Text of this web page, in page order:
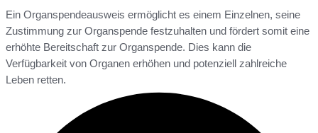
Ein Organspendeausweis ermöglicht es einem Einzelnen, seine
Zustimmung zur Organspende festzuhalten und fördert somit eine
erhöhte Bereitschaft zur Organspende. Dies kann die
Verfügbarkeit von Organen erhöhen und potenziell zahlreiche
Leben retten.